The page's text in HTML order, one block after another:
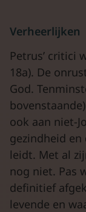
Verheerlijken
Petrus’ critici
18a). De
God.
ook aan niet-
gezindheid
leidt. Met al
nog niet. Pas
definitief
levende en